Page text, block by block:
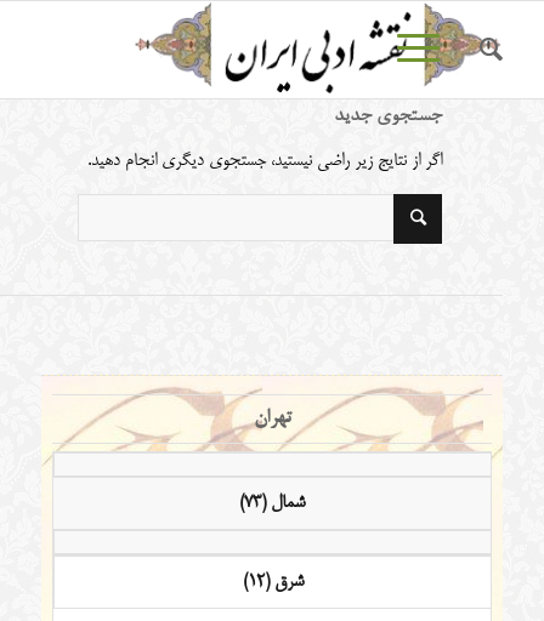
جستجوی جدید
اگر از نتایج زیر راضی نیستید، جستجوی دیگری انجام دهید.
تهران
شمال (73)
شرق (12)